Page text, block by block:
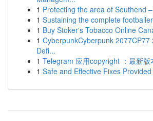
1 Protecting the area of Southend
1 Sustaining the complete
1 Buy Stoker's Tobacco Online
1 CyberpunkCyberpunk 2077CP77
Defi...
1 Telegram 应用copyright ：最新版
1 Safe and Effective Fixes